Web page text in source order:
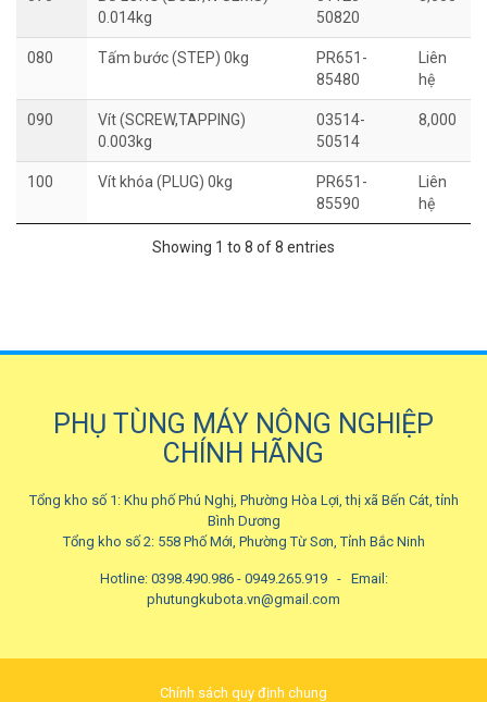
0.014kg
50820
080 Tấm bước (STEP) 0kg
PR651-
85480
Liên
hệ
090
Vít (SCREW,TAPPING)
0.003kg
03514-
50514
8,000
100 Vít khóa (PLUG) 0kg
PR651-
85590
Liên
hệ
Showing 1 to 8 of 8 entries
PHỤ TÙNG MÁY NÔNG NGHIỆP
CHÍNH HÃNG
Tổng kho số 1: Khu phố Phú Nghị, Phường Hòa Lợi, thị xã Bến Cát, tỉnh
Bình Dương
Tổng kho số 2: 558 Phố Mới, Phường Từ Sơn, Tỉnh Bắc Ninh
Hotline: 0398.490.986 - 0949.265.919 - Email:
phutungkubota.vn@gmail.com
Chính sách quy định chung